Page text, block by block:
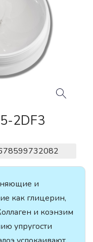
2DF3
и
как глицерин,
и коэнзим
упругости